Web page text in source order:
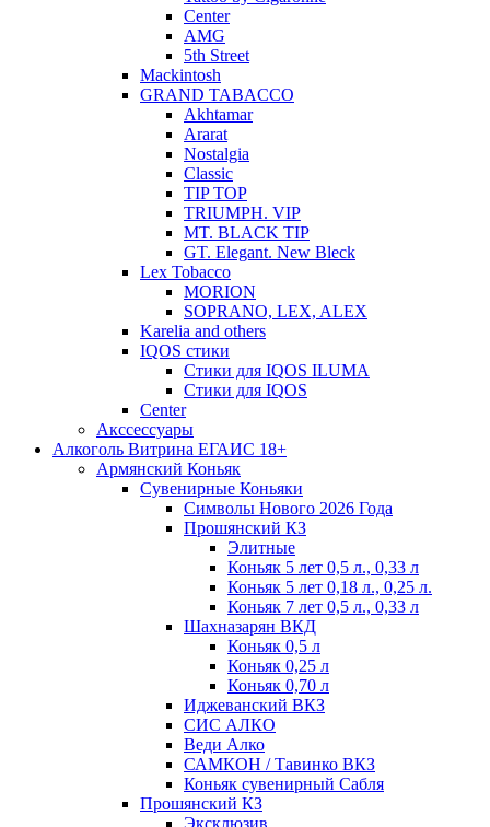
Center
AMG
5th Street
Mackintosh
GRAND TABACCO
Akhtamar
Ararat
Nostalgia
Classic
TIP TOP
TRIUMPH. VIP
MT. BLACK TIP
GT. Elegant. New Bleck
Lex Tobacco
MORION
SOPRANO, LEX, ALEX
Karelia and others
IQOS стики
Стики для IQOS ILUMA
Стики для IQOS
Сenter
Акссессуары
Алкоголь Витрина ЕГАИС 18+
Армянский Коньяк
Сувенирные Коньяки
Символы Нового 2026 Года
Прошянский КЗ
Элитные
Коньяк 5 лет 0,5 л., 0,33 л
Коньяк 5 лет 0,18 л., 0,25 л.
Коньяк 7 лет 0,5 л., 0,33 л
Шахназарян ВКД
Коньяк 0,5 л
Коньяк 0,25 л
Коньяк 0,70 л
Иджеванский ВКЗ
СИС АЛКО
Веди Алко
САМКОН / Тавинко ВКЗ
Коньяк сувенирный Сабля
Прошянский КЗ
Эксклюзив